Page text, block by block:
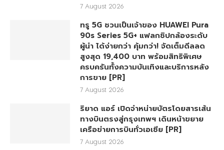
7 August 2026
ทรู 5G ชวนเป็นเจ้าของ HUAWEI Pura
90s Series 5G+ แฟลกชิปกล้องระดับ
ผู้นำ ได้ง่ายกว่า คุ้มกว่า! จัดเต็มดีลลด
สูงสุด 19,400 บาท พร้อมสิทธิพิเศษ
ครบครันทั้งความบันเทิงและบริการหลัง
การขาย [PR]
7 August 2026
ริยาด แอร์ เปิดจำหน่ายบัตรโดยสารเส้น
ทางบินตรงสู่กรุงเทพฯ เดินหน้าขยาย
เครือข่ายการบินทั่วเอเชีย [PR]
7 August 2026